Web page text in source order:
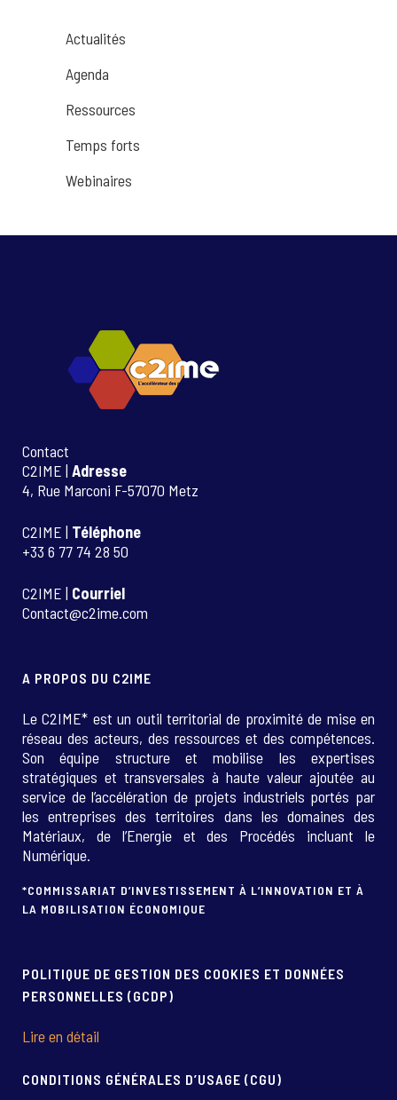
Actualités
Agenda
Ressources
Temps forts
Webinaires
Contact
C2IME | Adresse
4, Rue Marconi F-57070 Metz
C2IME | Téléphone
+33 6 77 74 28 50
C2IME | Courriel
Contact@c2ime.com
A PROPOS DU C2IME
Le C2IME* est un outil territorial de proximité de mise en
réseau des acteurs, des ressources et des compétences.
Son équipe structure et mobilise les expertises
stratégiques et transversales à haute valeur ajoutée au
service de l’accélération de projets industriels portés par
les entreprises des territoires dans les domaines des
Matériaux, de l’Energie et des Procédés incluant le
Numérique.
*COMMISSARIAT D’INVESTISSEMENT À L’INNOVATION ET À
LA MOBILISATION ÉCONOMIQUE
POLITIQUE DE GESTION DES COOKIES ET DONNÉES
PERSONNELLES (GCDP)
Lire en détail
CONDITIONS GÉNÉRALES D’USAGE (CGU)